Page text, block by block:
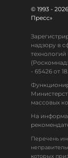
© 1993 -
Пресс»
надзору в
- 65426 от
массовых
На
Перечень
которых